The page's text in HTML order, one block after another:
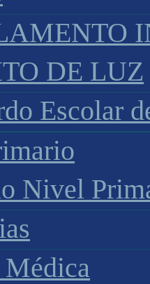
DE LUZ
Escolar
Nivel